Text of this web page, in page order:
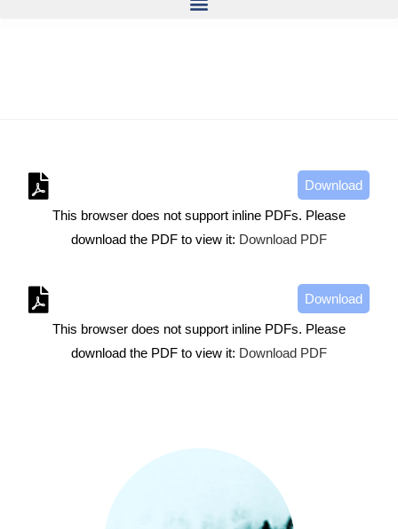
Download
This browser does not support inline PDFs. Please
download the PDF to view it: Download PDF
Download
This browser does not support inline PDFs. Please
download the PDF to view it: Download PDF